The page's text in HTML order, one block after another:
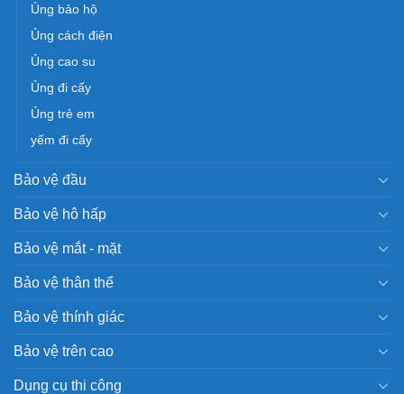
Ủng bảo hộ
Ủng cách điện
Ủng cao su
Ủng đi cấy
Ủng trẻ em
yếm đi cấy
Bảo vệ đầu
Bảo vệ hô hấp
Bảo vệ mắt - mặt
Bảo vệ thân thể
Bảo vệ thính giác
Bảo vệ trên cao
Dụng cụ thi công